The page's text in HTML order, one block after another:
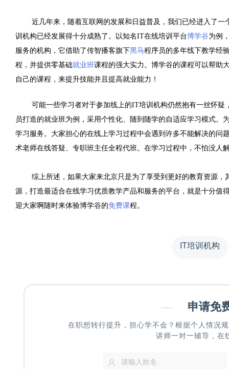
近几年来，随着互联网的发展和日益普及，我们已经进入了
训机构已经发展得十分成熟了。以知名IT在线培训平台博学谷为例
服务的机构，它借助了传智播客旗下黑马程序员的多年线下教学经
程，并提供零基础就业班课程的强大实力。博学谷的课程可以帮助
自己的课程，来提升技能并且提高就业能力！
可能一些学习者对于参加线上的IT培训机构仍然抱有一丝怀疑
员打造的就业班为例，采用个性化、随到随学的自适应学习模式
学习服务。大家担心的在线上学习过程中会遇到许多不能解决的
术老师在线答疑、专职班主任全程代班。在学习过程中，不怕没人
综上所述，如果大家来北京只是为了享受到更好的教育资源
源，打造最适合在线学习优质教学产品和服务的平台，就是十分
迎大家啊随时来体验博学谷的免费课程。
IT培训机构
— 申请免
在职想转行提升，担心学不会？根据个人情况
讲师一对一辅导，在